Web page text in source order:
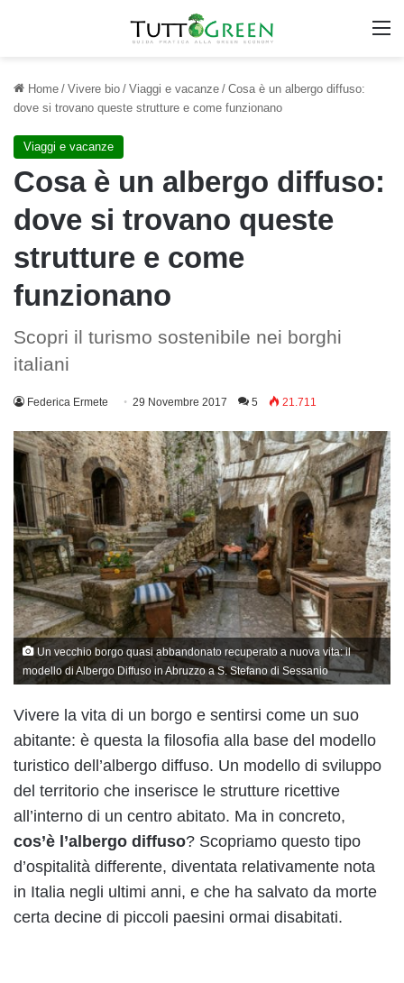
Home / Vivere bio / Viaggi e vacanze / Cosa è un albergo diffuso:
dove si trovano queste strutture e come funzionano
Viaggi e vacanze
Cosa è un albergo diffuso:
dove si trovano queste
strutture e come
funzionano
Scopri il turismo sostenibile nei borghi
italiani
Federica Ermete 29 Novembre 2017 5 21.711
Un vecchio borgo quasi abbandonato recuperato a nuova vita: il
modello di Albergo Diffuso in Abruzzo a S. Stefano di Sessanio
Vivere la vita di un borgo e sentirsi come un suo
abitante: è questa la filosofia alla base del modello
turistico dell’albergo diffuso. Un modello di sviluppo
del territorio che inserisce le strutture ricettive
all’interno di un centro abitato. Ma in concreto,
cos’è l’albergo diffuso? Scopriamo questo tipo
d’ospitalità differente, diventata relativamente nota
in Italia negli ultimi anni, e che ha salvato da morte
certa decine di piccoli paesini ormai disabitati.